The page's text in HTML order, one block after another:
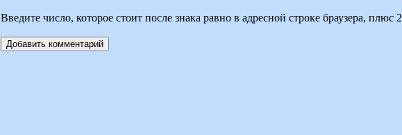
Введите число, которое стоит после знака равно в адресной строке браузера, плюс 2